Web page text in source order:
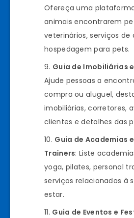
Ofereça uma
animais encontrarem
veterinários, serviços
hospedagem para pets.
Guia de Imobiliárias
Ajude pessoas a
compra ou aluguel,
imobiliárias, corretores,
clientes e detalhes das
Guia de Academias
Trainers: Liste
yoga, pilates, personal
serviços relacionados à
estar.
Guia de Eventos e